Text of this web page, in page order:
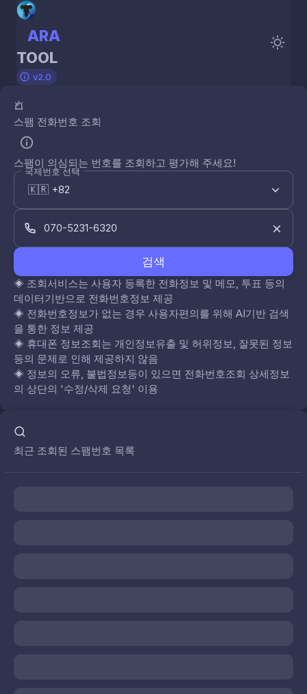
ARA
TOOL
v2.0
스팸 전화번호 조회
스팸이 의심되는 번호를 조회하고 평가해 주세요!
국제번호 선택
검색
◈ 조회서비스는 사용자 등록한 전화정보 및 메모, 투표 등의
데이터기반으로 전화번호정보 제공
◈ 전화번호정보가 없는 경우 사용자편의를 위해 AI기반 검색
을 통한 정보 제공
◈ 휴대폰 정보조회는 개인정보유출 및 허위정보, 잘못된 정보
등의 문제로 인해 제공하지 않음
◈ 정보의 오류, 불법정보등이 있으면 전화번호조회 상세정보
의 상단의 '수정/삭제 요청' 이용
최근 조회된 스팸번호 목록